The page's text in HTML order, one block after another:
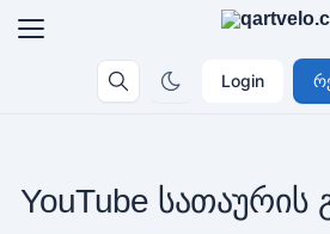
Login
YouTube სათაურის